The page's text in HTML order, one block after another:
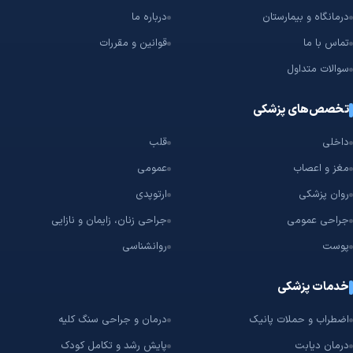
ما در طبیب‌یاب است.
جراحی استخوان و مفاصل، یا ارتوپدی، شامل تشخیص و درمان بیماری‌ها
و آسیب‌های اسکلتی-عضلانی مانند شکستگی،
ارتوپد را مشاهده کنید، نظرات بیماران را بخوانید و به‌راحتی
آنلاین
در مواردی که درمان‌های غیرجراحی مانندفیزیوتراپی
نباشند، جراحی می‌تواند:
درد را کاهش دهد،
شایع‌ترین دلایل مراجعه به جراح ارتوپد:
آرتروز پیشرفته زانو یا لگن
پارگی منیسک
درمانگاه و بیمارستان
درباره ما
تماس با ما
قوانین و مقررات
سوالات متداول
تخصص‌های پزشکی
داخلی
قلب
مغز و اعصاب
عمومی
روان پزشکی
ارتوپدی
جراحی عمومی
جراحی زنان، زایمان و نازایی
پوست
روانشناسی
خدمات پزشکی
اضطراب و حملات پانیک
درمان و جراحی سنگ کلیه
درمان دیابت
پایش رشد و تکامل کودک